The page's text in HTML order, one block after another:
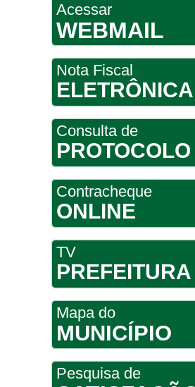
Acessar
WEBMAIL
Nota Fiscal
ELETRÔNICA
Consulta de
PROTOCOLO
Contracheque
ONLINE
TV
PREFEITURA
Mapa do
MUNICÍPIO
Pesquisa de